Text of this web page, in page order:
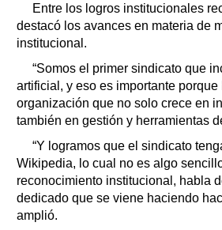
Entre los logros institucionales
destacó los avances en materia de
institucional.
“Somos el primer sindicato que
artificial, y eso es importante porque
organización que no solo crece en
también en gestión y herramientas
“Y logramos que el sindicato
Wikipedia, lo cual no es algo
reconocimiento institucional, habla
dedicado que se viene haciendo
amplió.